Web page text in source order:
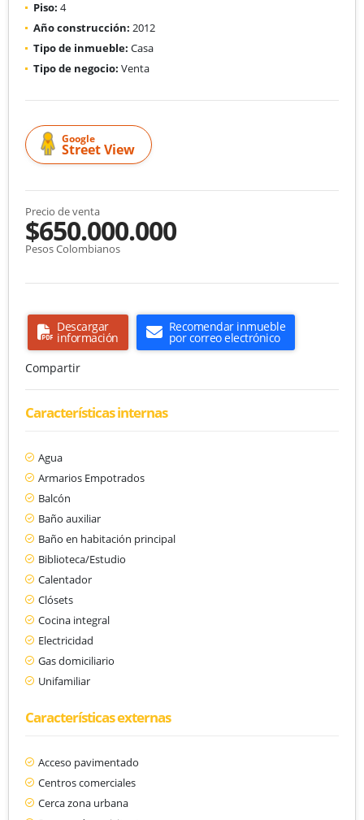
Piso: 4
Año construcción: 2012
Tipo de inmueble: Casa
Tipo de negocio: Venta
Google
Street View
Precio de venta
$650.000.000
Pesos Colombianos
Descargar
información
Recomendar inmueble
por correo electrónico
Compartir
Características internas
Agua
Armarios Empotrados
Balcón
Baño auxiliar
Baño en habitación principal
Biblioteca/Estudio
Calentador
Clósets
Cocina integral
Electricidad
Gas domiciliario
Unifamiliar
Características externas
Acceso pavimentado
Centros comerciales
Cerca zona urbana